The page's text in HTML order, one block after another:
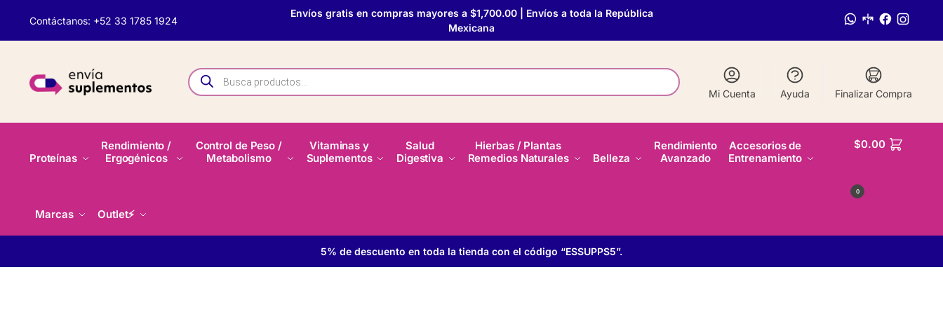
Contáctanos: +52 33 1785 1924
Envíos gratis en compras mayores a $1,700.00 | Envíos a toda la República
Mexicana
Mi Cuenta Ayuda Finalizar Compra
Proteínas
Rendimiento /
Ergogénicos
Control de Peso /
Metabolismo
Vitaminas y
Suplementos
Salud
Digestiva
Hierbas / Plantas
Remedios Naturales
Belleza
Rendimiento
Avanzado
Accesorios de
Entrenamiento
Marcas Outlet⚡
$0.00
0
5% de descuento en toda la tienda con el código “ESSUPPS5”.